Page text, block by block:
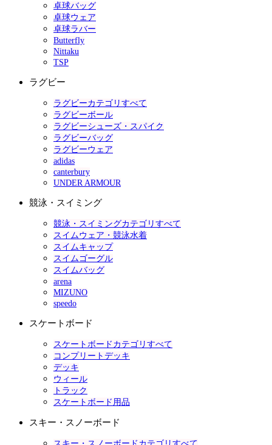
卓球バッグ
卓球ウェア
卓球ラバー
Butterfly
Nittaku
TSP
ラグビー
ラグビーカテゴリすべて
ラグビーボール
ラグビーシューズ・スパイク
ラグビーバッグ
ラグビーウェア
adidas
canterbury
UNDER ARMOUR
競泳・スイミング
競泳・スイミングカテゴリすべて
スイムウェア・競泳水着
スイムキャップ
スイムゴーグル
スイムバッグ
arena
MIZUNO
speedo
スケートボード
スケートボードカテゴリすべて
コンプリートデッキ
デッキ
ウィール
トラック
スケートボード用品
スキー・スノーボード